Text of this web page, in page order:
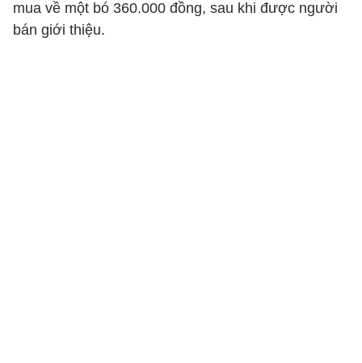
mua về một bó 360.000 đồng, sau khi được người
bán giới thiệu.